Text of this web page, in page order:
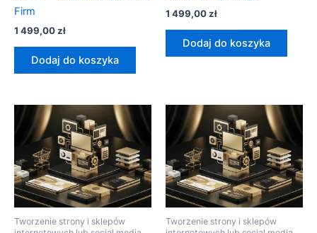
Firm
1 499,00zł
Dodaj do koszyka
1 499,00zł
Dodaj do koszyka
Tworzenie strony i sklepów
Tworzenie strony i sklepów